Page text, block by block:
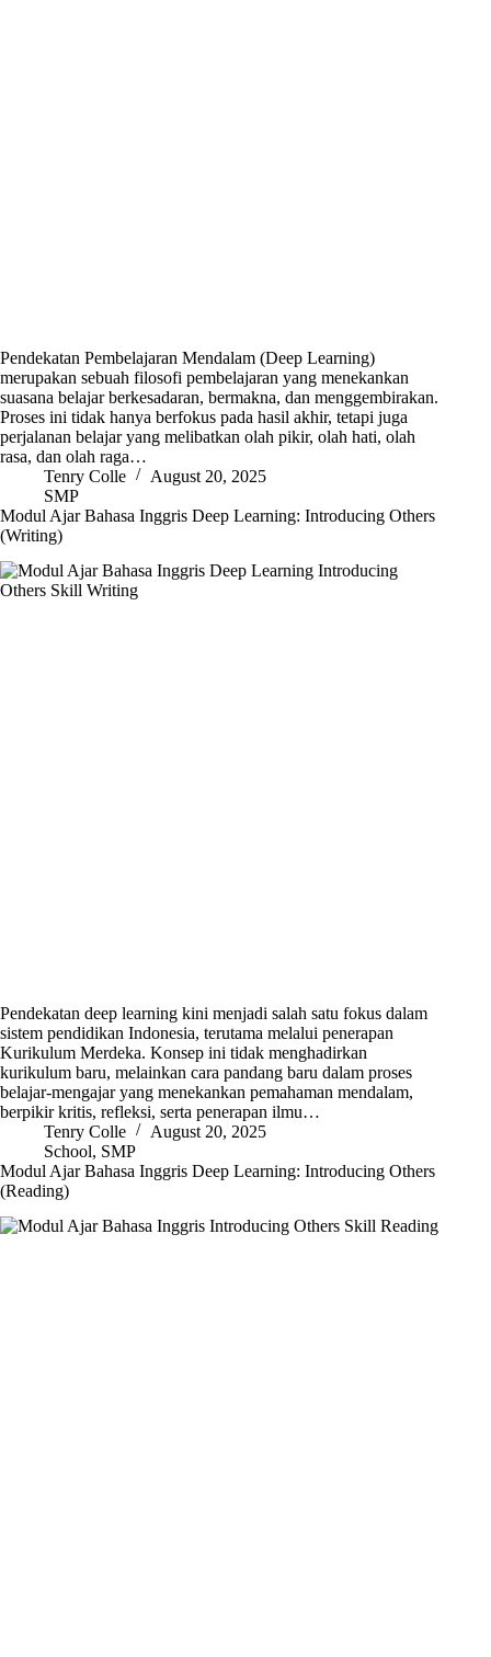
Pendekatan Pembelajaran Mendalam (Deep Learning)
merupakan sebuah filosofi pembelajaran yang menekankan
suasana belajar berkesadaran, bermakna, dan menggembirakan.
Proses ini tidak hanya berfokus pada hasil akhir, tetapi juga
perjalanan belajar yang melibatkan olah pikir, olah hati, olah
rasa, dan olah raga…
Tenry Colle
August 20, 2025
SMP
Modul Ajar Bahasa Inggris Deep Learning: Introducing Others
(Writing)
Pendekatan deep learning kini menjadi salah satu fokus dalam
sistem pendidikan Indonesia, terutama melalui penerapan
Kurikulum Merdeka. Konsep ini tidak menghadirkan
kurikulum baru, melainkan cara pandang baru dalam proses
belajar-mengajar yang menekankan pemahaman mendalam,
berpikir kritis, refleksi, serta penerapan ilmu…
Tenry Colle
August 20, 2025
School, SMP
Modul Ajar Bahasa Inggris Deep Learning: Introducing Others
(Reading)